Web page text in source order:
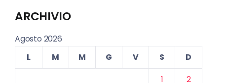
ARCHIVIO
Agosto 2026
L
M M G V S
D
1
2